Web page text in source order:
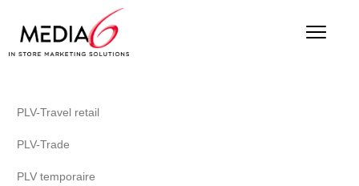
PLV-Travel retail
PLV-Trade
PLV temporaire